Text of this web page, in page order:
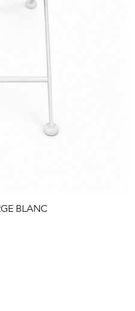
BLANC